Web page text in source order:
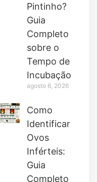
Pintinho?
Guia
Completo
sobre o
Tempo de
Incubação
agosto 6, 2026
Como
Identificar
Ovos
Inférteis:
Guia
Completo